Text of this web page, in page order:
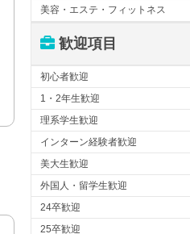
美容・エステ・フィットネス
歓迎項目
初心者歓迎
1・2年生歓迎
理系学生歓迎
インターン経験者歓迎
美大生歓迎
外国人・留学生歓迎
24卒歓迎
25卒歓迎